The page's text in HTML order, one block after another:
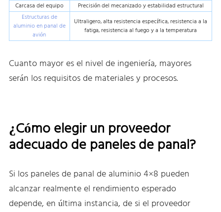
Carcasa del equipo
Precisión del mecanizado y estabilidad estructural
Estructuras de
aluminio en panal de
avión
Ultraligero, alta resistencia específica, resistencia a la
fatiga, resistencia al fuego y a la temperatura
Cuanto mayor es el nivel de ingeniería, mayores
serán los requisitos de materiales y procesos.
¿Cómo elegir un proveedor
adecuado de paneles de panal?
Si los paneles de panal de aluminio 4×8 pueden
alcanzar realmente el rendimiento esperado
depende, en última instancia, de si el proveedor